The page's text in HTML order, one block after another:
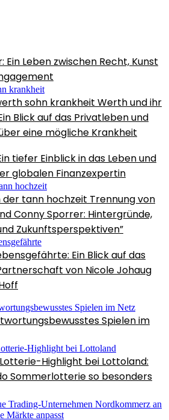
Leben zwischen Recht, Kunst
sohn krankheit Werth und ihr
Blick auf das Privatleben und
eine mögliche Krankheit
tiefer Einblick in das Leben und
globalen Finanzexpertin
der tann hochzeit Trennung von
Conny Sporrer: Hintergründe,
Zukunftsperspektiven”
Ein Blick auf das
von Nicole Johaug
Spielen im
Highlight bei Lottoland:
Sommerlotterie so besonders